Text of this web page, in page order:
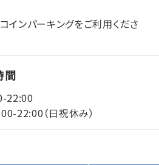
インパーキングをご利用くださ
間
22:00
22:00（日祝休み）